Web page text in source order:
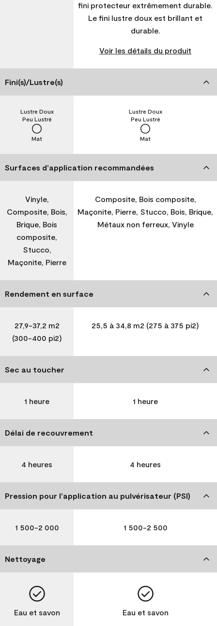
fini protecteur extrêmement durable.
Le fini lustre doux est brillant et
durable.
Voir les détails du produit
Fini(s)/Lustre(s)
Mat
Peu Lustré
Lustre Doux
Mat
Peu Lustré
Lustre Doux
Surfaces d’application recommandées
Vinyle,
Composite, Bois,
Brique, Bois
composite,
Stucco,
Maçonite, Pierre
Composite, Bois composite,
Maçonite, Pierre, Stucco, Bois, Brique,
Métaux non ferreux, Vinyle
Rendement en surface
27,9-37,2 m2
(300-400 pi2)
25,5 à 34,8 m2 (275 à 375 pi2)
Sec au toucher
1 heure 1 heure
Délai de recouvrement
4 heures 4 heures
Pression pour l’application au pulvérisateur (PSI)
1 500-2 000 1 500-2 500
Nettoyage
Eau et savon Eau et savon